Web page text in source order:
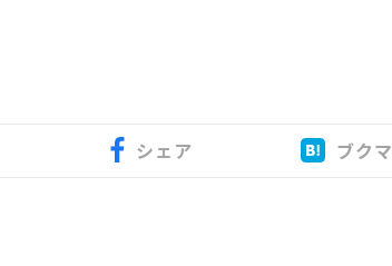
シェア ブクマ